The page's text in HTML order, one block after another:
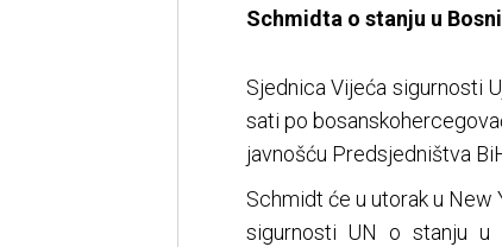
Schmidta o stanju u
Sjednica Vijeća sigurnosti
sati po
javnošću Predsjedništva
Schmidt će u utorak u
sigurnosti UN o stanju u